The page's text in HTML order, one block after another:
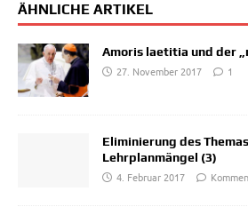
ÄHNLICHE ARTIKEL
Amoris laetitia und der
27. November 2017
1
Eliminierung des
Lehrplanmängel (3)
4. Februar 2017